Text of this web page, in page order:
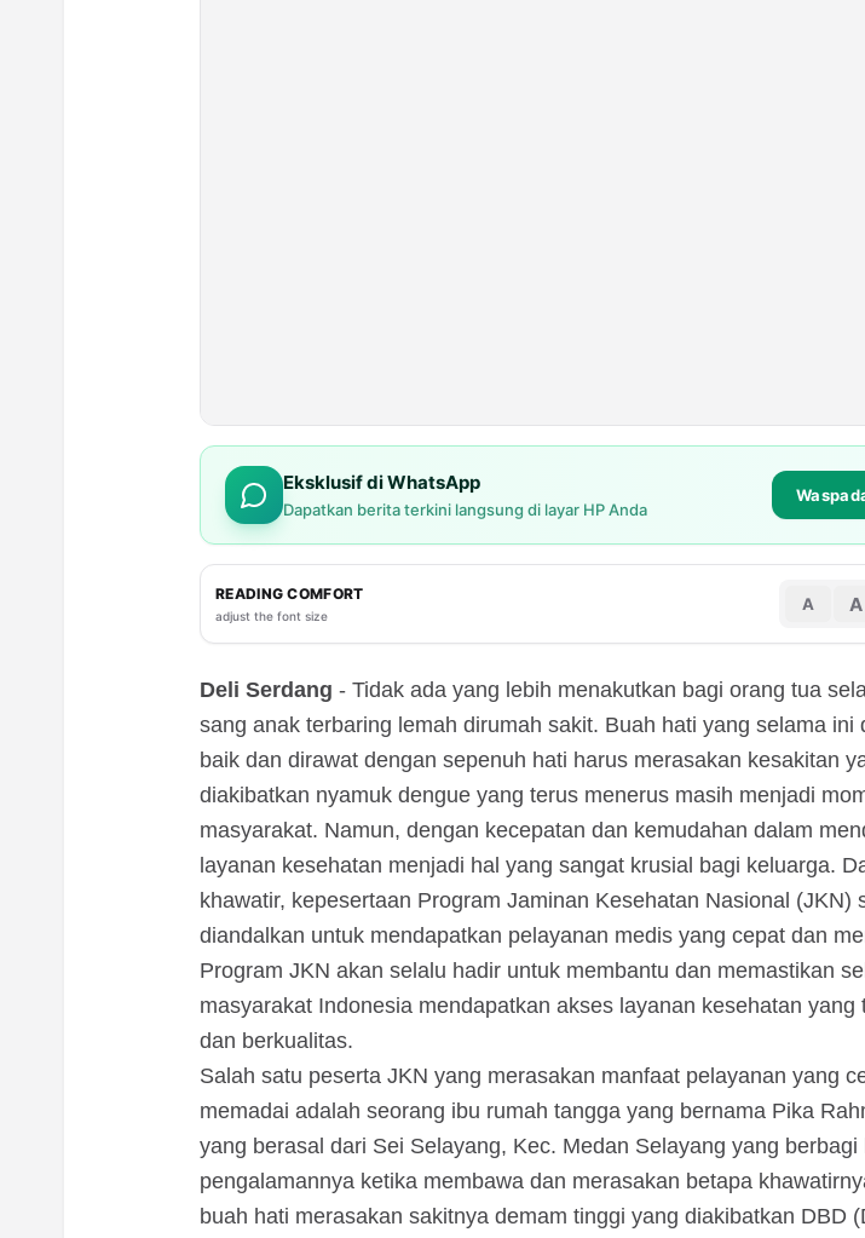
Eksklusif di WhatsApp
Dapatkan berita terkini langsung di layar HP Anda
READING COMFORT
adjust the font size
A A
Deli Serdang - Tidak ada yang lebih menakutkan bagi orang tua
sang anak terbaring lemah dirumah sakit. Buah hati yang selama ini
baik dan dirawat dengan sepenuh hati harus merasakan kesakitan
diakibatkan nyamuk dengue yang terus menerus masih menjadi
masyarakat. Namun, dengan kecepatan dan kemudahan dalam
layanan kesehatan menjadi hal yang sangat krusial bagi keluarga.
khawatir, kepesertaan Program Jaminan Kesehatan Nasional (JKN)
diandalkan untuk mendapatkan pelayanan medis yang cepat dan
Program JKN akan selalu hadir untuk membantu dan memastikan
masyarakat Indonesia mendapatkan akses layanan kesehatan yang
dan berkualitas.
Salah satu peserta JKN yang merasakan manfaat pelayanan yang
memadai adalah seorang ibu rumah tangga yang bernama Pika
yang berasal dari Sei Selayang, Kec. Medan Selayang yang berbagi
pengalamannya ketika membawa dan merasakan betapa
buah hati merasakan sakitnya demam tinggi yang diakibatkan DBD